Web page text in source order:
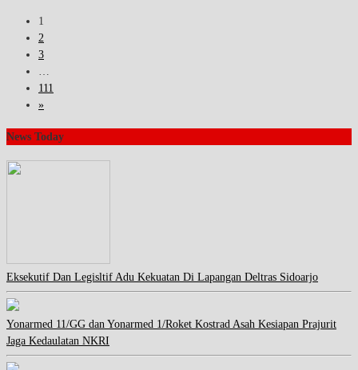
1
2
3
…
111
»
News Today
Eksekutif Dan Legisltif Adu Kekuatan Di Lapangan Deltras Sidoarjo
Yonarmed 11/GG dan Yonarmed 1/Roket Kostrad Asah Kesiapan Prajurit
Jaga Kedaulatan NKRI